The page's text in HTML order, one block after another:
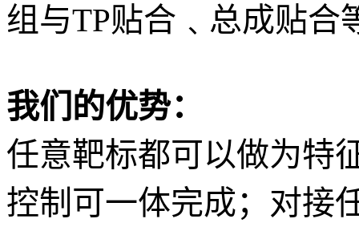
组与TP贴合﹑总成贴合
我们的优势：
任意靶标都可以做为特
控制可一体完成；对接